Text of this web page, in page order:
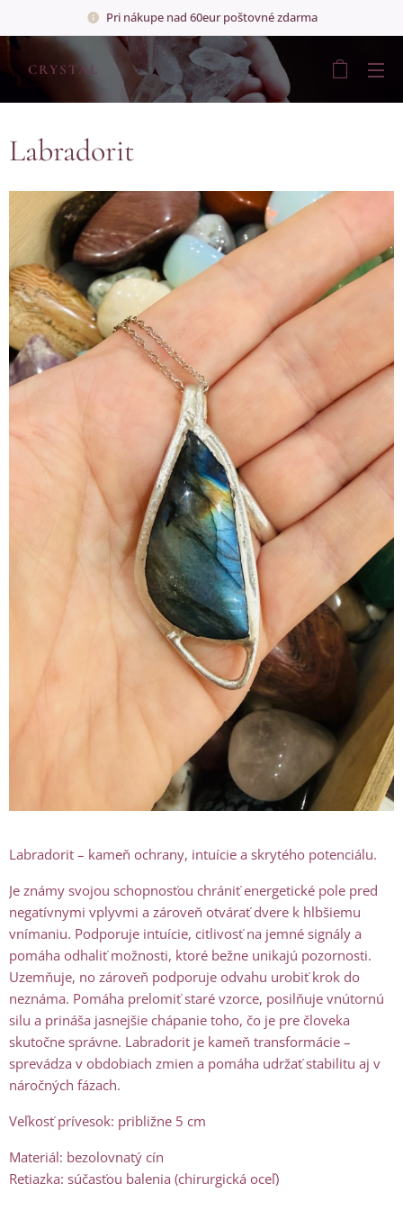
Pri nákupe nad 60eur poštovné zdarma
💎 CRYSTAL 💎
Labradorit
Labradorit – kameň ochrany, intuície a skrytého potenciálu.
Je známy svojou schopnosťou chrániť energetické pole pred
negatívnymi vplyvmi a zároveň otvárať dvere k hlbšiemu
vnímaniu. Podporuje intuície, citlivosť na jemné signály a
pomáha odhaliť možnosti, ktoré bežne unikajú pozornosti.
Uzemňuje, no zároveň podporuje odvahu urobiť krok do
neznáma. Pomáha prelomiť staré vzorce, posilňuje vnútornú
silu a prináša jasnejšie chápanie toho, čo je pre človeka
skutočne správne. Labradorit je kameň transformácie –
sprevádza v obdobiach zmien a pomáha udržať stabilitu aj v
náročných fázach.
Veľkosť prívesok: približne 5 cm
Materiál: bezolovnatý cín
Retiazka: súčasťou balenia (chirurgická oceľ)